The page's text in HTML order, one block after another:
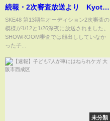
続報・2次審査放送より Kyoto
masa's vlog
SKE48 第13期生オーディション2次審査の
模様が1/12と1/26深夜に放送されました。
SHOWROOM審査では顔出ししていなか
った子...
未分類